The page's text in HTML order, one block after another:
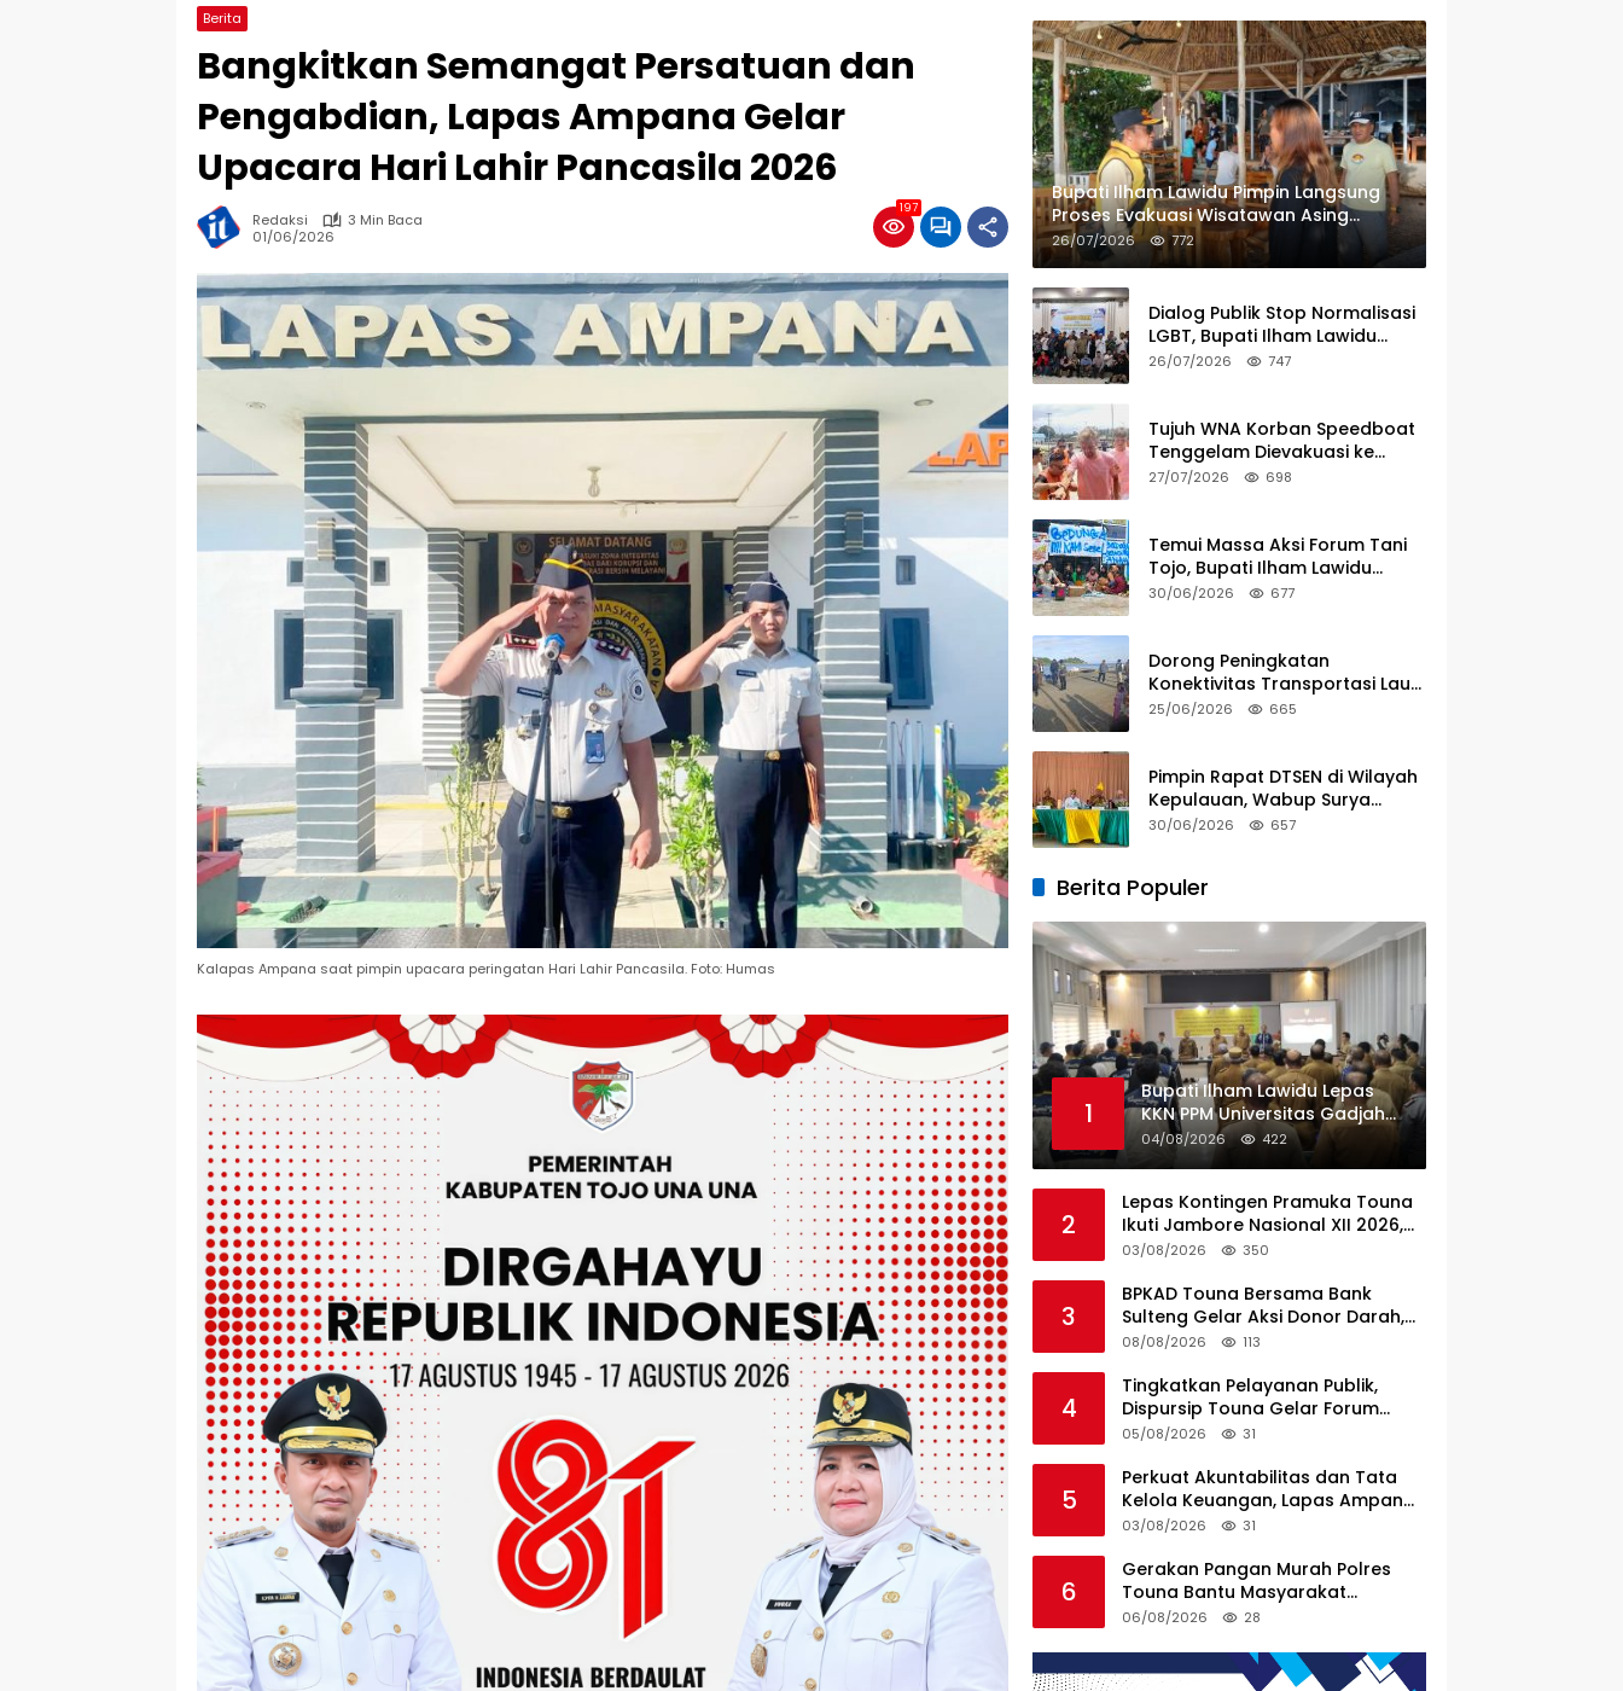
Berita
Bangkitkan Semangat Persatuan dan
Pengabdian, Lapas Ampana Gelar
Upacara Hari Lahir Pancasila 2026
Redaksi
3 Min Baca
01/06/2026
197
Kalapas Ampana saat pimpin upacara peringatan Hari Lahir Pancasila. Foto: Humas
Bupati Ilham Lawidu Pimpin Langsung
Proses Evakuasi Wisatawan Asing
Korban Speedboat Tenggelam
26/07/2026 772
Dialog Publik Stop Normalisasi
LGBT, Bupati Ilham Lawidu
Tegaskan Komitmen Bentuk
26/07/2026 747
Tujuh WNA Korban Speedboat
Tenggelam Dievakuasi ke
Ampana
27/07/2026 698
Temui Massa Aksi Forum Tani
Tojo, Bupati Ilham Lawidu
Tegaskan Komitmen Kawal
30/06/2026 677
Dorong Peningkatan
Konektivitas Transportasi Laut,
Bupati Ilham Lawidu Tinjau
25/06/2026 665
Pimpin Rapat DTSEN di Wilayah
Kepulauan, Wabup Surya
Tekankan Tugas dan
30/06/2026 657
Berita Populer
1
Bupati Ilham Lawidu Lepas
KKN PPM Universitas Gadjah
Mada Periode II Bertugas di
Togean
04/08/2026 422
2
Lepas Kontingen Pramuka Touna
Ikuti Jambore Nasional XII 2026,
Ini Pesan Wabup Surya
03/08/2026 350
3
BPKAD Touna Bersama Bank
Sulteng Gelar Aksi Donor Darah,
Wujud Kepedulian untuk Sesama
08/08/2026 113
4
Tingkatkan Pelayanan Publik,
Dispursip Touna Gelar Forum
Konsultasi Publik
05/08/2026 31
5
Perkuat Akuntabilitas dan Tata
Kelola Keuangan, Lapas Ampana
Ikuti Penyerahan LHP BPK atas
03/08/2026 31
6
Gerakan Pangan Murah Polres
Touna Bantu Masyarakat
Dapatkan Bahan Pokok
06/08/2026 28